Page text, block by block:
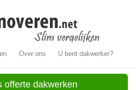
Over ons U bent dakwerker?
offerte dakwerken